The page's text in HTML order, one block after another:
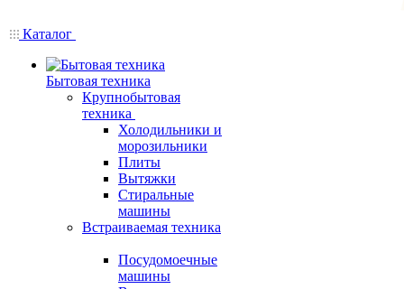
Каталог
Бытовая техника
Крупнобытовая
техника
Холодильники и
морозильники
Плиты
Вытяжки
Стиральные
машины
Встраиваемая техника
Посудомоечные
машины